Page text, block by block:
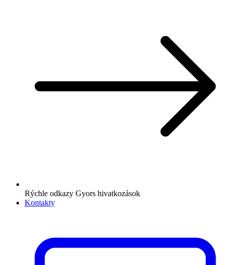
Rýchle odkazy Gyors hivatkozások
Kontakty